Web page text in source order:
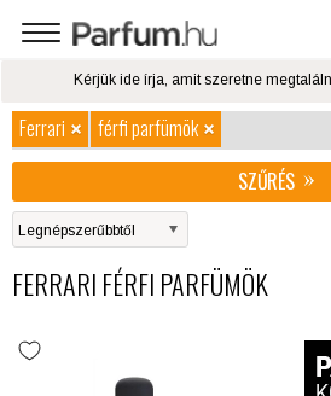
Ferrari
férfi parfümök
SZŰRÉS
FERRARI FÉRFI PARFÜMÖK